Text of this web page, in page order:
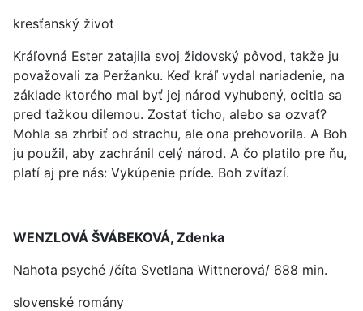
kresťanský život
Kráľovná Ester zatajila svoj židovský pôvod, takže ju
považovali za Peržanku. Keď kráľ vydal nariadenie, na
základe ktorého mal byť jej národ vyhubený, ocitla sa
pred ťažkou dilemou. Zostať ticho, alebo sa ozvať?
Mohla sa zhrbiť od strachu, ale ona prehovorila. A Boh
ju použil, aby zachránil celý národ. A čo platilo pre ňu,
platí aj pre nás: Vykúpenie príde. Boh zvíťazí.
WENZLOVÁ ŠVÁBEKOVÁ, Zdenka
Nahota psyché /číta Svetlana Wittnerová/ 688 min.
slovenské romány